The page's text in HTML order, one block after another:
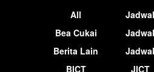
All
Bea Cukai
Berita Lain
BICT
Jadwal
Jadwal
Jadwal
JICT